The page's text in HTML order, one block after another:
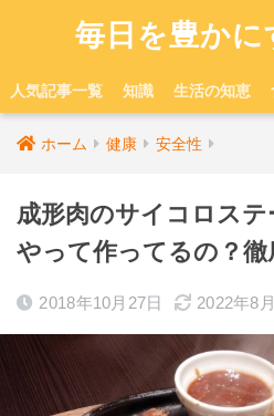
毎日を豊か
人気記事一覧 知識 生活の知恵
ホーム 健康 安全性
成形肉のサイコロステ
やって作ってるの？徹
2018年10月27日 2022年8